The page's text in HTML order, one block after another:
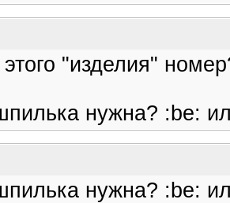
этого "изделия"
нужна? :be:
нужна? :be: